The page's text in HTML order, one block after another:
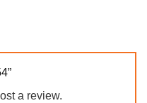
a review.